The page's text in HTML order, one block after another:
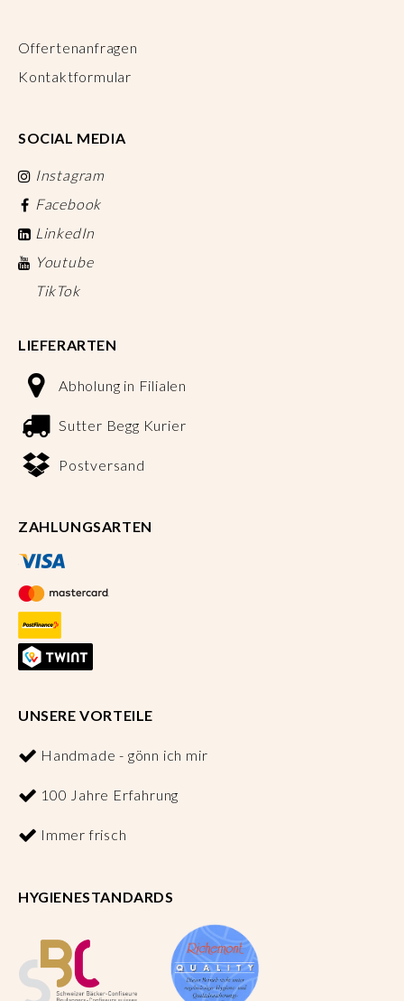
Offertenanfragen
Kontaktformular
SOCIAL MEDIA
Instagram
Facebook
LinkedIn
Youtube
TikTok
LIEFERARTEN
Abholung in Filialen
Sutter Begg Kurier
Postversand
ZAHLUNGSARTEN
UNSERE VORTEILE
Handmade - gönn ich mir
100 Jahre Erfahrung
Immer frisch
HYGIENESTANDARDS